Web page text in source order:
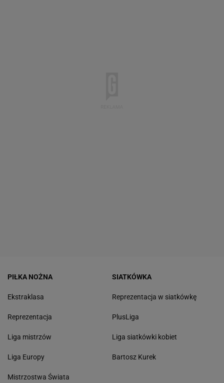
PIŁKA NOŻNA
Ekstraklasa
Reprezentacja
Liga mistrzów
Liga Europy
Mistrzostwa Świata
SIATKÓWKA
Reprezentacja w siatkówkę
PlusLiga
Liga siatkówki kobiet
Bartosz Kurek